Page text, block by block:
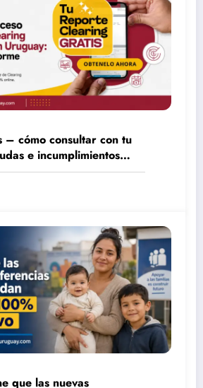
– cómo consultar con tu
e incumplimientos
que las nuevas